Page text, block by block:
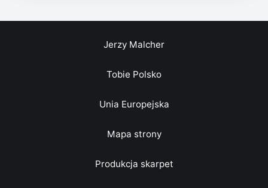
Jerzy Malcher
Tobie Polsko
Unia Europejska
Mapa strony
Produkcja skarpet